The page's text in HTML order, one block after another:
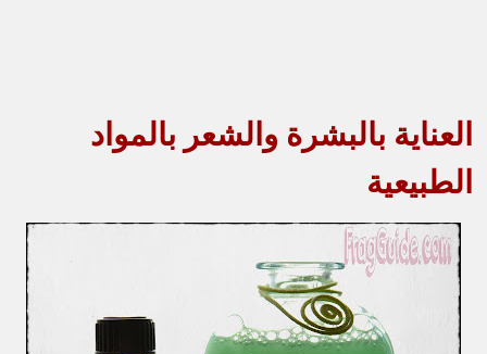
العناية بالبشرة والشعر بالمواد
الطبيعية